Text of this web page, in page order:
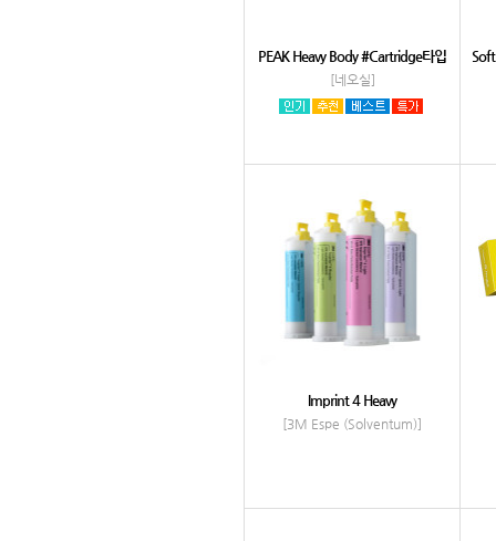
PEAK Heavy Body #Cartridge타입
[네오실]
Imprint 4 Heavy
[3M Espe (Solventum)]